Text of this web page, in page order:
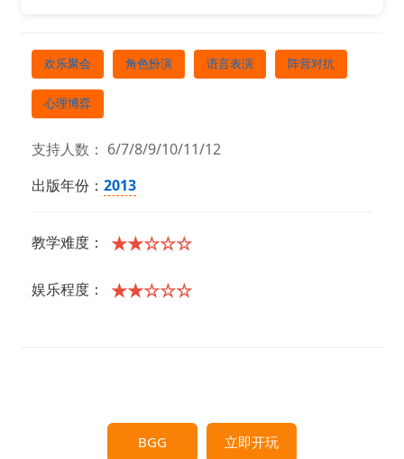
欢乐聚会 角色扮演 语言表演 阵营对抗
心理博弈
支持人数： 6/7/8/9/10/11/12
出版年份： 2013
教学难度： ★★☆☆☆
娱乐程度： ★★☆☆☆
BGG 立即开玩